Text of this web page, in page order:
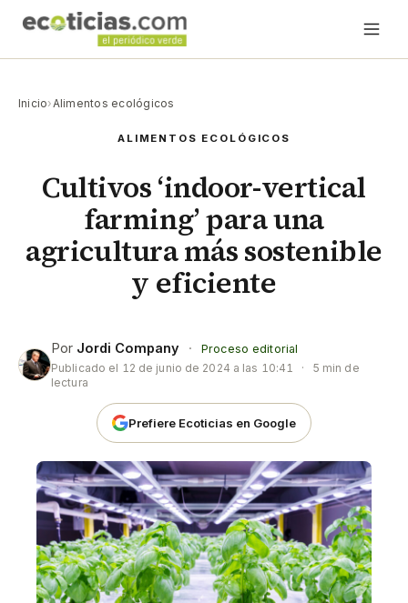
Inicio›Alimentos ecológicos
ALIMENTOS ECOLÓGICOS
Cultivos ‘indoor-vertical
farming’ para una
agricultura más sostenible
y eficiente
Por Jordi Company ·
Proceso editorial
Publicado el 12 de junio de 2024 a las 10:41 ·
5 min de
lectura
Prefiere Ecoticias en Google